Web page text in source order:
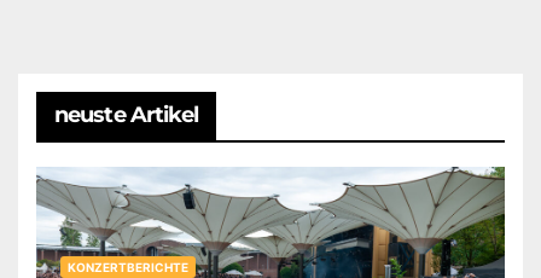
neuste Artikel
KONZERTBERICHTE